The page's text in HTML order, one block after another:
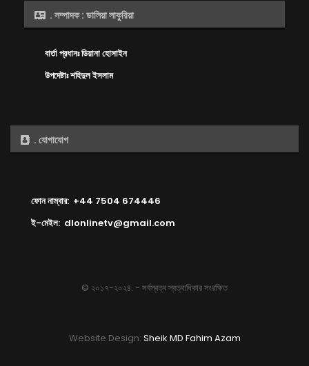
. সম্পাদক : ডালিয়া লাকুরিয়া
বার্তা প্রধানঃ ডিয়ানা হোসাইন
উপদেষ্টাঃ শহিদুল ইসলাম
. যোগাযোগ
ফোন নাম্বার: +44 7504 674446
ই-মেইল: dlonlinetv@gmail.com
© ২০১৭-২০২৪. - সর্বস্বত্ব স্বত্বাধিকার সংরক্ষিত
Website Design: Sheik MD Fahim Azam